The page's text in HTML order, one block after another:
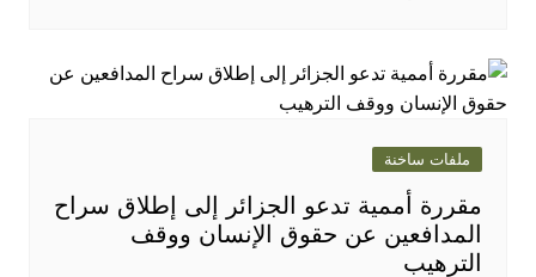
ملفات ساخنة
مقررة أممية تدعو الجزائر إلى إطلاق سراح
المدافعين عن حقوق الإنسان ووقف
الترهيب